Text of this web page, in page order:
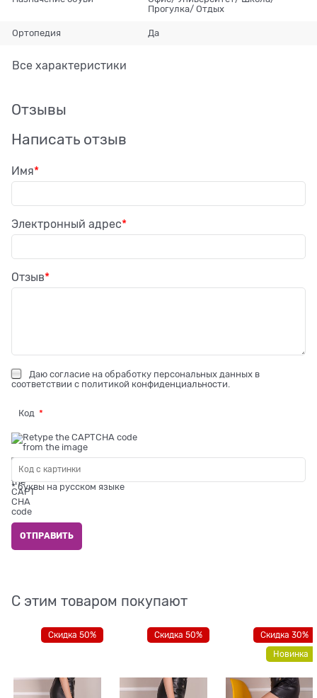
Прогулка/ Отдых
Ортопедия Да
Все характеристики
Отзывы
Написать отзыв
Имя
Электронный адрес
Отзыв
Даю согласие на обработку персональных данных в
соответствии с политикой конфиденциальности
Код
* буквы на русском языке
С этим товаром покупают
Скидка 50% Скидка 50%
Скидка 30%
Новинка